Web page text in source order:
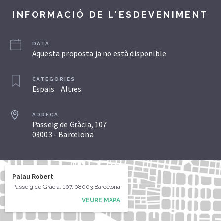
INFORMACIÓ DE L'ESDEVENIMENT
DATA
Aquesta proposta ja no està disponible
CATEGORIES
Espais Altres
ADREÇA
Passeig de Gràcia, 107
08003 - Barcelona
Palau Robert
Passeig de Gràcia, 107, 08003 Barcelona
VEURE MAPA